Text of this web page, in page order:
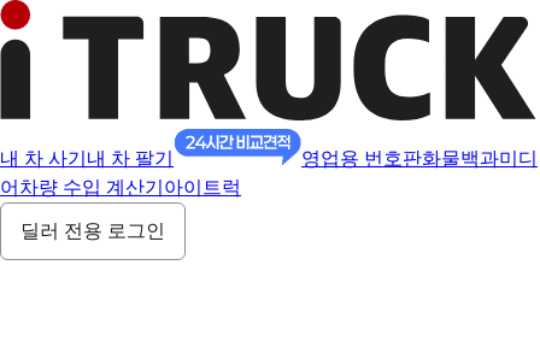
내 차 사기 내 차 팔기 영업용 번호판화물백과미디
어 차량 수입 계산기 아이트럭
딜러 전용 로그인